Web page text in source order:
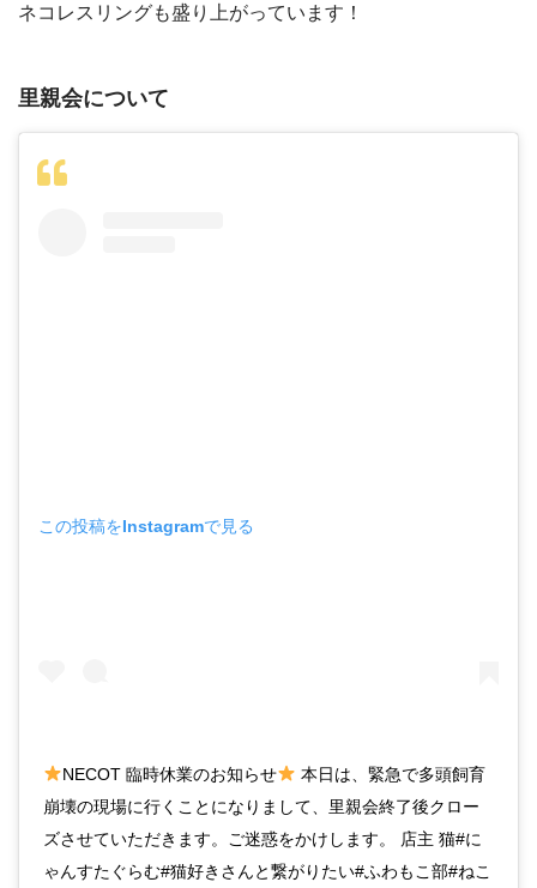
ネコレスリングも盛り上がっています！
里親会について
この投稿をInstagramで見る
NECOT 臨時休業のお知らせ
本日は、緊急で多頭飼育
崩壊の現場に行くことになりまして、里親会終了後クロー
ズさせていただきます。ご迷惑をかけします。 店主 猫#に
ゃんすたぐらむ#猫好きさんと繋がりたい#ふわもこ部#ねこ